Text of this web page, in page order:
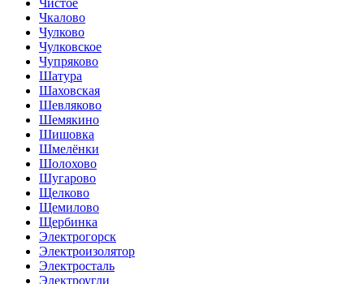
Чистое
Чкалово
Чулково
Чулковское
Чупряково
Шатура
Шаховская
Шевляково
Шемякино
Шишовка
Шмелёнки
Шолохово
Шугарово
Щелково
Щемилово
Щербинка
Электрогорск
Электроизолятор
Электросталь
Электроугли